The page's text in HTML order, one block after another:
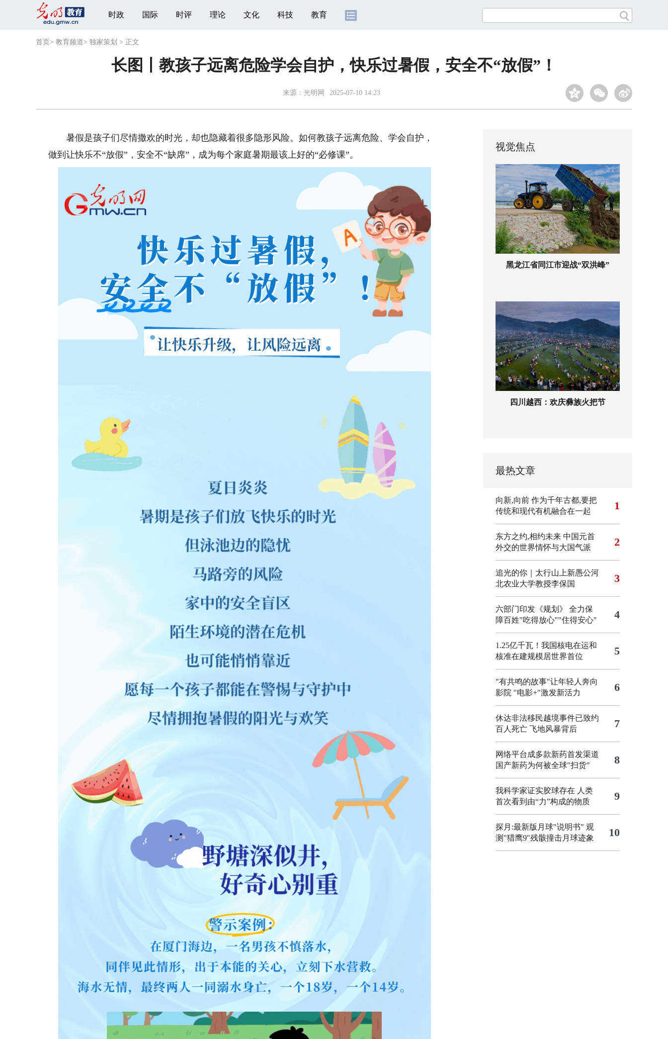
时政 国际 时评 理论 文化 科技 教育
首页 > 教育频道> 独家策划 > 正文
长图丨教孩子远离危险学会自护，快乐过暑假，安全不“放假”！
来源： 光明网 2025-07-10 14:23
暑假是孩子们尽情撒欢的时光，却也隐藏着很多隐形风险。如何教孩子远离危险、学会自护，
做到让快乐不“放假”，安全不“缺席”，成为每个家庭暑期最该上好的“必修课”。
视觉焦点
黑龙江省同江市迎战“双洪峰”
四川越西：欢庆彝族火把节
最热文章
向新,向前 作为千年古都,要把
传统和现代有机融合在一起
1
东方之约,相约未来 中国元首
外交的世界情怀与大国气派
2
追光的你｜太行山上新愚公河
北农业大学教授李保国
3
六部门印发《规划》 全力保
障百姓"吃得放心""住得安心"
4
1.25亿千瓦！我国核电在运和
核准在建规模居世界首位
5
"有共鸣的故事"让年轻人奔向
影院 "电影+"激发新活力 6
休达非法移民越境事件已致约
百人死亡 飞地风暴背后 7
网络平台成多款新药首发渠道
国产新药为何被全球"扫货"
8
我科学家证实胶球存在 人类
首次看到由“力”构成的物质
9
探月:最新版月球"说明书" 观
测"猎鹰9"残骸撞击月球迹象
10